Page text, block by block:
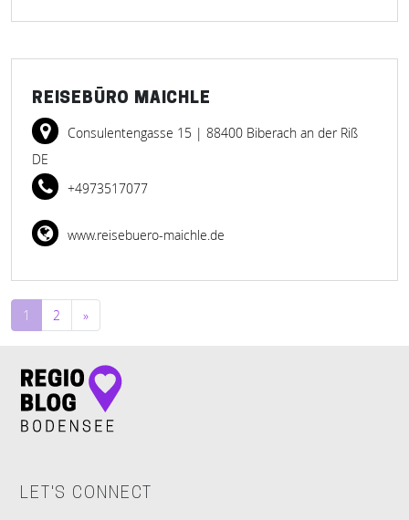
REISEBÜRO MAICHLE
Consulentengasse 15 | 88400 Biberach an der Riß
DE
+4973517077
www.reisebuero-maichle.de
Beitragsnavigation
1 2 »
LET'S CONNECT